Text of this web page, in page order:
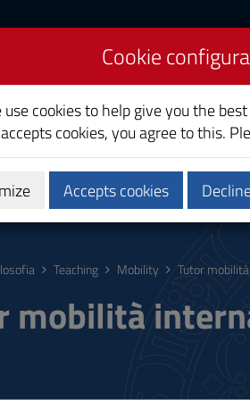
Calendars and Timetable
Teaching Mobility Tutor
mobilità
Cookie
use cookies to help give you the
cookies, you agree to this.
Accepts cookies